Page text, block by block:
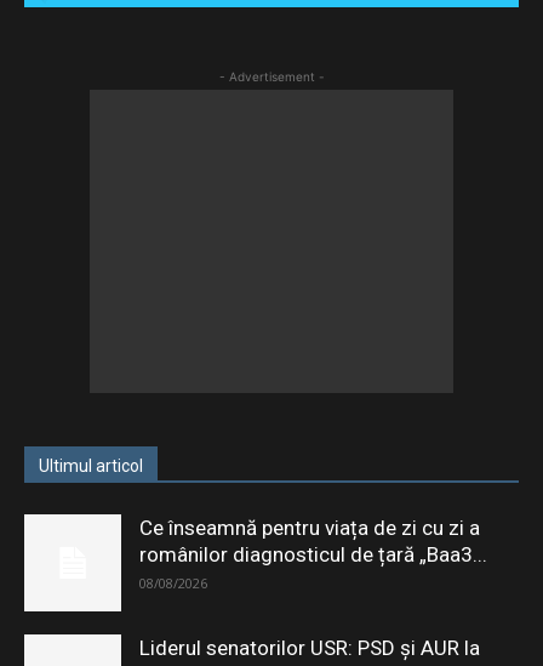
- Advertisement -
Ultimul articol
Ce înseamnă pentru viața de zi cu zi a
românilor diagnosticul de țară „Baa3...
08/08/2026
Liderul senatorilor USR: PSD şi AUR la